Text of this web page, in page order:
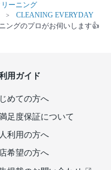
ーニング
CLEANING EVERYDAY
ングのプロがお伺いします👍
用ガイド
めての方へ
足度保証について
利用の方へ
希望の方へ